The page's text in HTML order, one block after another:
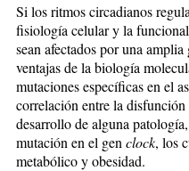
Si los ritmos circadianos
fisiología celular y la
sean afectados por una
ventajas de la biología
mutaciones específicas en el
correlación entre la
desarrollo de alguna
mutación en el gen clock, los
metabólico y obesidad.